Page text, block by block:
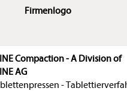
Firmenlogo
Compaction - A Division of
AG
-